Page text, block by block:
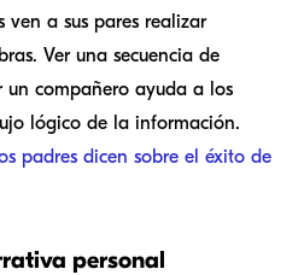
ven a sus pares realizar
Ver una secuencia de
un compañero ayuda a los
lógico de la información.
padres dicen sobre el éxito de
personal